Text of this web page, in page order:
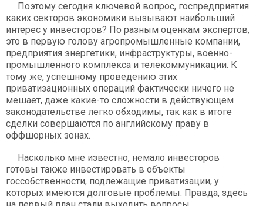
Поэтому сегодня ключевой вопрос, госпредприятия
каких секторов экономики вызывают наибольший
интерес у инвесторов? По разным оценкам экспертов,
это в первую голову агропромышленные компании,
предприятия энергетики, инфраструктуры, военно-
промышленного комплекса и телекоммуникации. К
тому же, успешному проведению этих
приватизационных операций фактически ничего не
мешает, даже какие-то сложности в действующем
законодательстве легко обходимы, так как в итоге
сделки совершаются по английскому праву в
оффшорных зонах.
Насколько мне известно, немало инвесторов
готовы также инвестировать в объекты
госсобственности, подлежащие приватизации, у
которых имеются долговые проблемы. Правда, здесь